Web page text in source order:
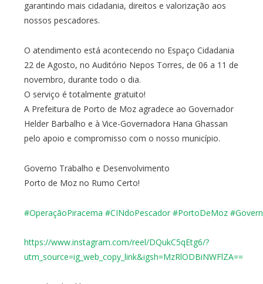
garantindo mais cidadania, direitos e valorização aos
nossos pescadores.
O atendimento está acontecendo no Espaço Cidadania
22 de Agosto, no Auditório Nepos Torres, de 06 a 11 de
novembro, durante todo o dia.
O serviço é totalmente gratuito!
A Prefeitura de Porto de Moz agradece ao Governador
Helder Barbalho e à Vice-Governadora Hana Ghassan
pelo apoio e compromisso com o nosso município.
Governo Trabalho e Desenvolvimento
Porto de Moz no Rumo Certo!
#OperaçãoPiracema #CINdoPescador #PortoDeMoz
https://www.instagram.com/reel/DQukC5qEtg6/?
utm_source=ig_web_copy_link&igsh=MzRlODBiNWFlZA==